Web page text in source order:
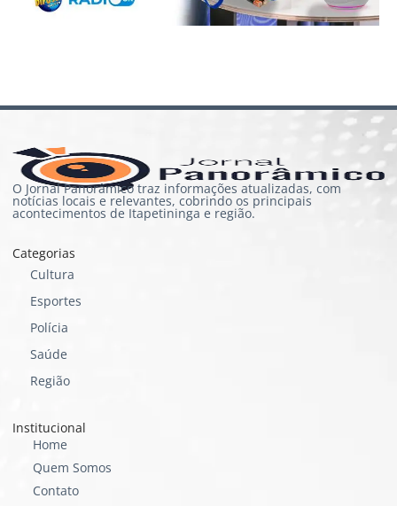
O Jornal Panorâmico traz informações atualizadas, com
notícias locais e relevantes, cobrindo os principais
acontecimentos de Itapetininga e região.
Categorias
Cultura
Esportes
Polícia
Saúde
Região
Institucional
Home
Quem Somos
Contato